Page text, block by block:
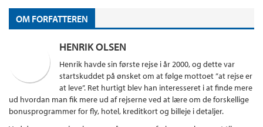
OM FORFATTEREN
HENRIK OLSEN
Henrik havde sin første rejse i år 2000, og dette var
startskuddet på ønsket om at følge mottoet ”at rejse er
at leve”. Ret hurtigt blev han interesseret i at finde mere
ud hvordan man fik mere ud af rejserne ved at lære om de forskellige
bonusprogrammer for fly, hotel, kreditkort og billeje i detaljer.